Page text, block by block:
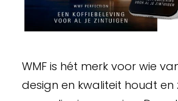
WMF is hét merk voor wie
design en kwaliteit houdt